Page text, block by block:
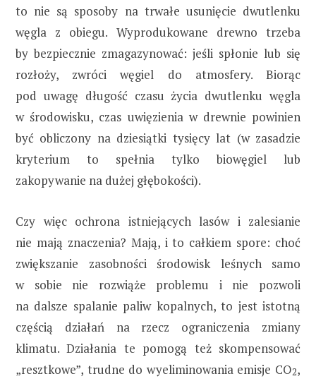
to nie są sposoby na trwałe usunięcie dwutlenku
węgla z obiegu. Wyprodukowane drewno trzeba
by bezpiecznie zmagazynować: jeśli spłonie lub się
rozłoży, zwróci węgiel do atmosfery. Biorąc
pod uwagę długość czasu życia dwutlenku węgla
w środowisku, czas uwięzienia w drewnie powinien
być obliczony na dziesiątki tysięcy lat (w zasadzie
kryterium to spełnia tylko biowęgiel lub
zakopywanie na dużej głębokości).
Czy więc ochrona istniejących lasów i zalesianie
nie mają znaczenia? Mają, i to całkiem spore: choć
zwiększanie zasobności środowisk leśnych samo
w sobie nie rozwiąże problemu i nie pozwoli
na dalsze spalanie paliw kopalnych, to jest istotną
częścią działań na rzecz ograniczenia zmiany
klimatu. Działania te pomogą też skompensować
„resztkowe”, trudne do wyeliminowania emisje CO2,